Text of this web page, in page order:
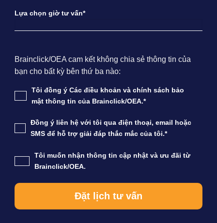
Lựa chọn giờ tư vấn*
Brainclick/OEA cam kết không chia sẻ thông tin của
bạn cho bất kỳ bên thứ ba nào:
Tôi đồng ý Các điều khoản và chính sách bảo
mật thông tin của Brainclick/OEA.*
Đồng ý liên hệ với tôi qua điện thoại, email hoặc
SMS để hỗ trợ giải đáp thắc mắc của tôi.*
Tôi muốn nhận thông tin cập nhật và ưu đãi từ
Brainclick/OEA.